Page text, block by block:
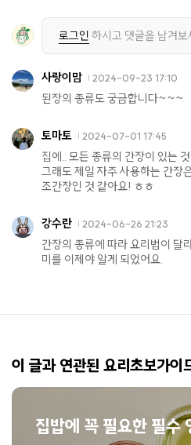
로그인 하시고 댓글을 남겨보
사랑이맘 2024-09-23 17:10
된장의 종류도 궁금합니다~~~
토마토 2024-07-01 17:45
집에.. 모든 종류의 간장이 있는
그래도 제일 자주 사용하는 간장
조간장인 것 같아요! ㅎㅎ
강수란 2024-06-26 21:23
간장의 종류에 따라 요리법이 달
미를 이제야 알게 되었어요.
이 글과 연관된 요리초보가이
집밥에 꼭 필요한 필수